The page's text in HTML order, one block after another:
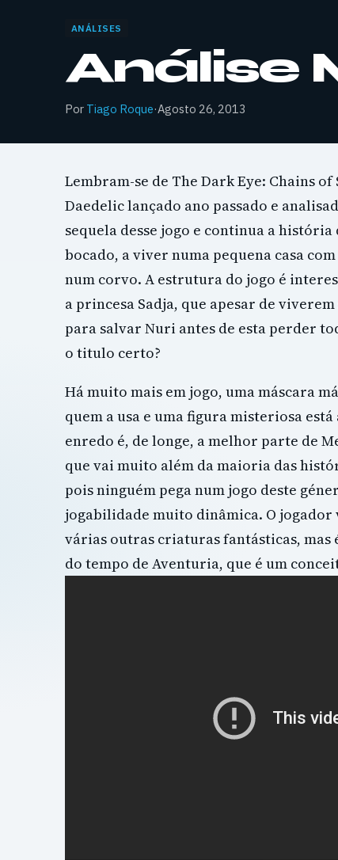
ANÁLISES
Análise
Por Tiago Roque·Agosto 26, 2013
Lembram-se de The Dark Eye: Chains
Daedelic lançado ano passado e
sequela desse jogo e continua a
bocado, a viver numa pequena casa
num corvo. A estrutura do jogo é
a princesa Sadja, que apesar de
para salvar Nuri antes de esta perder
o titulo certo?
Há muito mais em jogo, uma máscara
quem a usa e uma figura misteriosa
enredo é, de longe, a melhor parte de
que vai muito além da maioria das
pois ninguém pega num jogo deste
jogabilidade muito dinâmica. O
várias outras criaturas fantásticas, mas
do tempo de Aventuria, que é um